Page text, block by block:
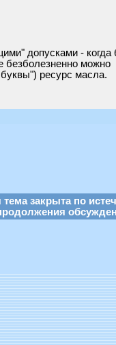
допусками -
безболезненно можно
ресурс масла.
тема закрыта по